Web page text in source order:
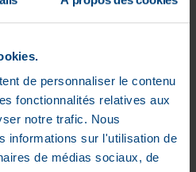
de personnaliser le contenu
fonctionnalités relatives aux
notre trafic. Nous
informations sur l'utilisation de
de médias sociaux, de
sècheresse cutanée
les peaux
même